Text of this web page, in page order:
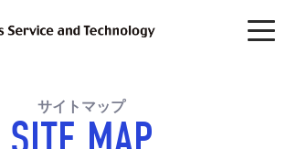
サイトマップ